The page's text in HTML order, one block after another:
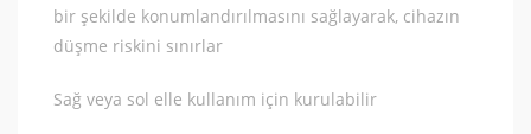
bir şekilde konumlandırılmasını sağlayarak, cihazın
düşme riskini sınırlar
Sağ veya sol elle kullanım için kurulabilir